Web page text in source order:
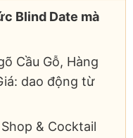
Blind Date mà
Cầu Gỗ, Hàng
dao động từ
& Cocktail